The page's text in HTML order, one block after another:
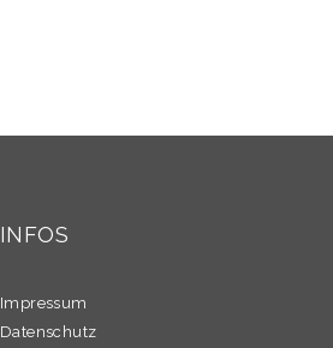
INFOS
Impressum
Datenschutz